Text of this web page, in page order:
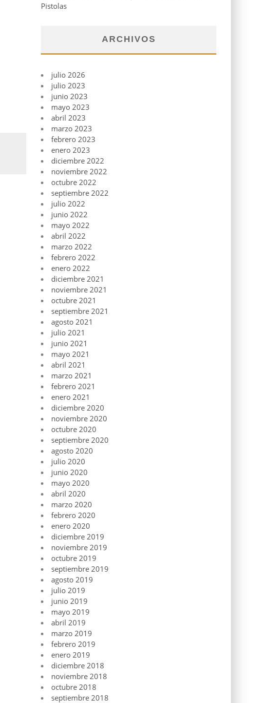
Pistolas
ARCHIVOS
julio 2026
julio 2023
junio 2023
mayo 2023
abril 2023
marzo 2023
febrero 2023
enero 2023
diciembre 2022
noviembre 2022
octubre 2022
septiembre 2022
julio 2022
junio 2022
mayo 2022
abril 2022
marzo 2022
febrero 2022
enero 2022
diciembre 2021
noviembre 2021
octubre 2021
septiembre 2021
agosto 2021
julio 2021
junio 2021
mayo 2021
abril 2021
marzo 2021
febrero 2021
enero 2021
diciembre 2020
noviembre 2020
octubre 2020
septiembre 2020
agosto 2020
julio 2020
junio 2020
mayo 2020
abril 2020
marzo 2020
febrero 2020
enero 2020
diciembre 2019
noviembre 2019
octubre 2019
septiembre 2019
agosto 2019
julio 2019
junio 2019
mayo 2019
abril 2019
marzo 2019
febrero 2019
enero 2019
diciembre 2018
noviembre 2018
octubre 2018
septiembre 2018